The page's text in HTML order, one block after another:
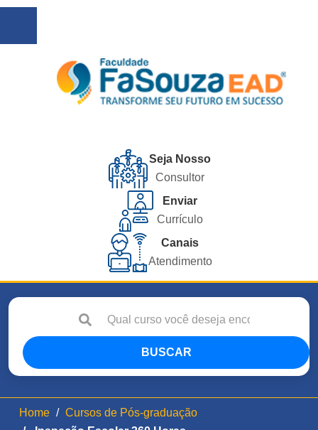
Seja Nosso
Consultor
Enviar
Currículo
Canais
Atendimento
BUSCAR
Home
Cursos de Pós-graduação